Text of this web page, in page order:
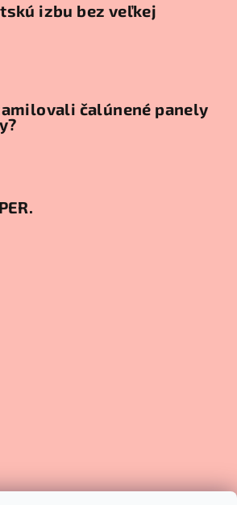
izbu bez veľkej
čalúnené panely